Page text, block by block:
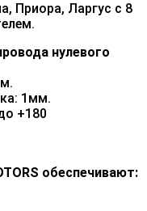
Приора, Ларгус с 8
нулевого
1мм.
+180
обеспечивают: